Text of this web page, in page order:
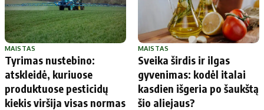
MAISTAS
Tyrimas nustebino:
atskleidė, kuriuose
produktuose pesticidų
kiekis viršija visas normas
MAISTAS
Sveika širdis ir ilgas
gyvenimas: kodėl italai
kasdien išgeria po šaukštą
šio aliejaus?